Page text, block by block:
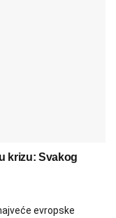
krizu: Svakog
evropske